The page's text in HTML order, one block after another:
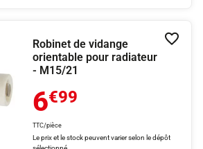
Robinet de vidange
orientable pour radiateur
- M15/21
6€99
TTC/pièce
Le prix et le stock peuvent varier selon le dépôt